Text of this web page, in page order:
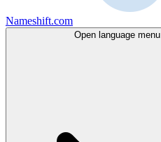
Nameshift.com
Open language menu